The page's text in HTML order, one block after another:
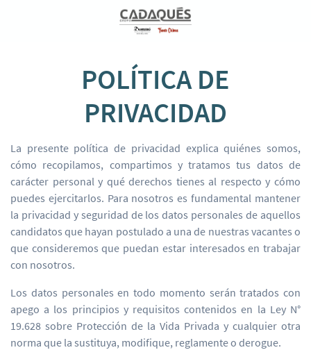
POLÍTICA DE
PRIVACIDAD
La presente política de privacidad explica quiénes somos,
cómo recopilamos, compartimos y tratamos tus datos de
carácter personal y qué derechos tienes al respecto y cómo
puedes ejercitarlos. Para nosotros es fundamental mantener
la privacidad y seguridad de los datos personales de aquellos
candidatos que hayan postulado a una de nuestras vacantes o
que consideremos que puedan estar interesados en trabajar
con nosotros.
Los datos personales en todo momento serán tratados con
apego a los principios y requisitos contenidos en la Ley N°
19.628 sobre Protección de la Vida Privada y cualquier otra
norma que la sustituya, modifique, reglamente o derogue.